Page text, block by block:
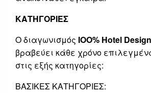
ΚΑΤΗΓΟΡΙΕΣ
Ο διαγωνισμός ΙΟΟ% Hotel
βραβεύει κάθε χρόνο
στις εξής κατηγορίες:
ΒΑΣΙΚΕΣ ΚΑΤΗΓΟΡΙΕΣ: